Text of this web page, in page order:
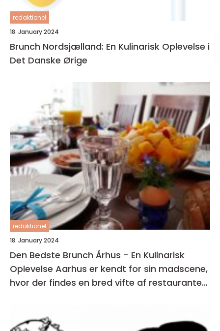
redaktionel
18. January 2024
Brunch Nordsjælland: En Kulinarisk Oplevelse i
Det Danske Ørige
redaktionel
18. January 2024
Den Bedste Brunch Århus - En Kulinarisk
Oplevelse Aarhus er kendt for sin madscene,
hvor der findes en bred vifte af restauranter,